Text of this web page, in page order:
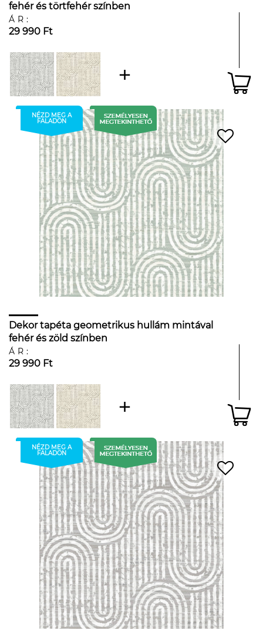
fehér és törtfehér színben
ÁR:
29 990 Ft
NÉZD MEG A
FALADON
Dekor tapéta geometrikus hullám mintával
fehér és zöld színben
ÁR:
29 990 Ft
NÉZD MEG A
FALADON